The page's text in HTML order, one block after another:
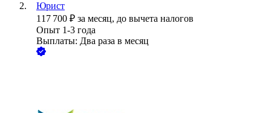
Юрист
117 700 ₽ за месяц, до вычета налогов
Опыт 1-3 года
Выплаты: Два раза в месяц